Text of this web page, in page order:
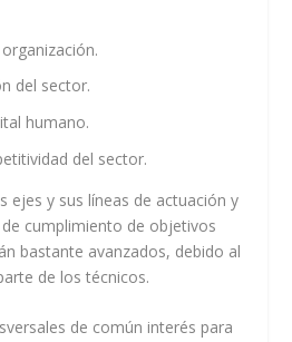
del sector.
humano.
del sector.
ejes y sus líneas de actuación y
cumplimiento de objetivos
bastante avanzados, debido al
de los técnicos.
de común interés para